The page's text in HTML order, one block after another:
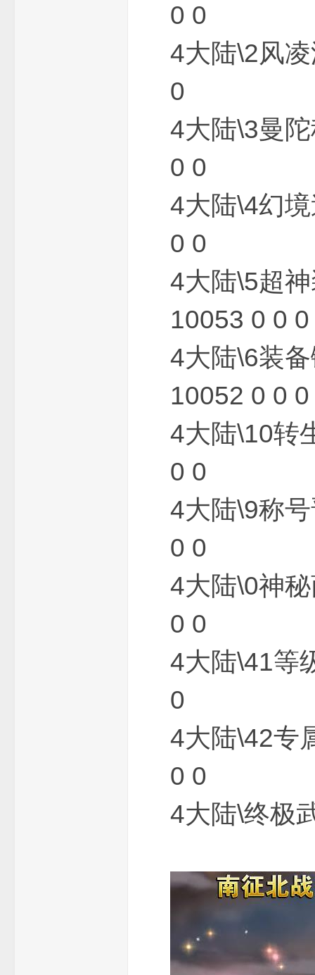
0 0
4大陆\2风
0
4大陆\3曼
0 0
4大陆\4幻
0 0
4大陆\5超
10053 0 0 0
4大陆\6装
10052 0 0 0
4大陆\10
0 0
4大陆\9称
0 0
4大陆\0神
0 0
4大陆\41
0
4大陆\42
0 0
4大陆\终